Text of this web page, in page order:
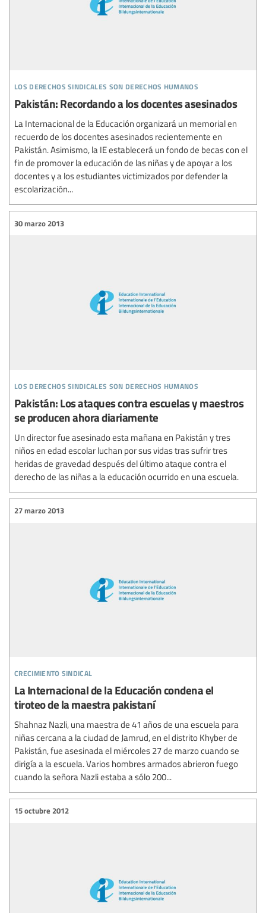
los derechos sindicales son derechos humanos
Pakistán: Recordando a los docentes asesinados
La Internacional de la Educación organizará un memorial en
recuerdo de los docentes asesinados recientemente en
Pakistán. Asimismo, la IE establecerá un fondo de becas con el
fin de promover la educación de las niñas y de apoyar a los
docentes y a los estudiantes victimizados por defender la
escolarización...
los derechos sindicales son derechos humanos
30 marzo 2013
Pakistán: Los ataques contra escuelas y maestros
se producen ahora diariamente
Un director fue asesinado esta mañana en Pakistán y tres
niños en edad escolar luchan por sus vidas tras sufrir tres
heridas de gravedad después del último ataque contra el
derecho de las niñas a la educación ocurrido en una escuela.
crecimiento sindical
27 marzo 2013
La Internacional de la Educación condena el
tiroteo de la maestra pakistaní
Shahnaz Nazli, una maestra de 41 años de una escuela para
niñas cercana a la ciudad de Jamrud, en el distrito Khyber de
Pakistán, fue asesinada el miércoles 27 de marzo cuando se
dirigía a la escuela. Varios hombres armados abrieron fuego
cuando la señora Nazli estaba a sólo 200...
15 octubre 2012